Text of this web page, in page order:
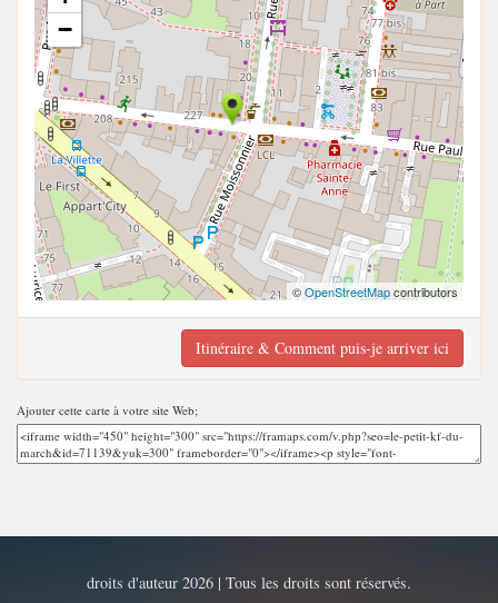
−
©OpenStreetMapcontributors
Itinéraire & Comment puis-je arriver ici
Ajouter cette carte à votre site Web;
droits d'auteur 2026 | Tous les droits sont réservés.